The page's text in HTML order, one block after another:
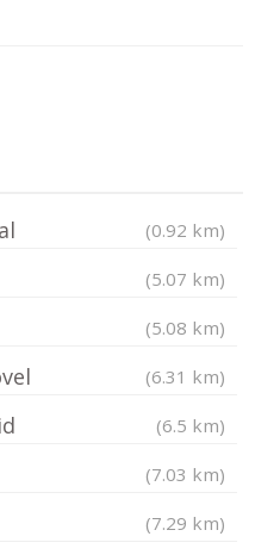
(0.92 km)
(5.07 km)
(5.08 km)
(6.31 km)
(6.5 km)
(7.03 km)
(7.29 km)